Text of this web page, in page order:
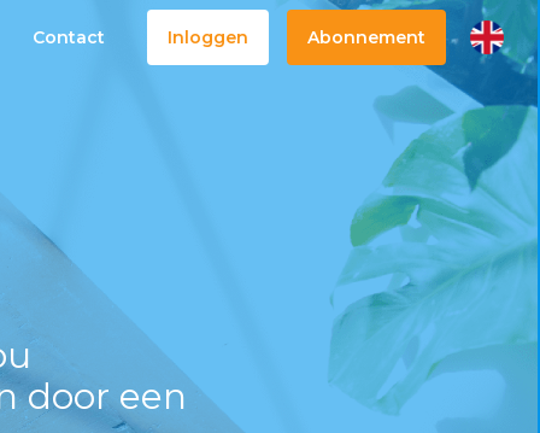
Contact Inloggen Abonnement
door een